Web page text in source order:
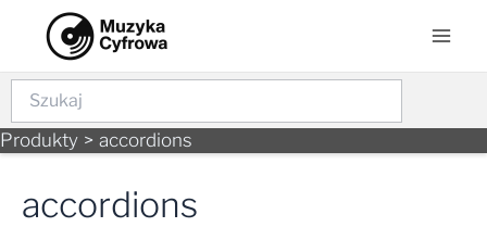
content
Szukaj
Produkty accordions
accordions